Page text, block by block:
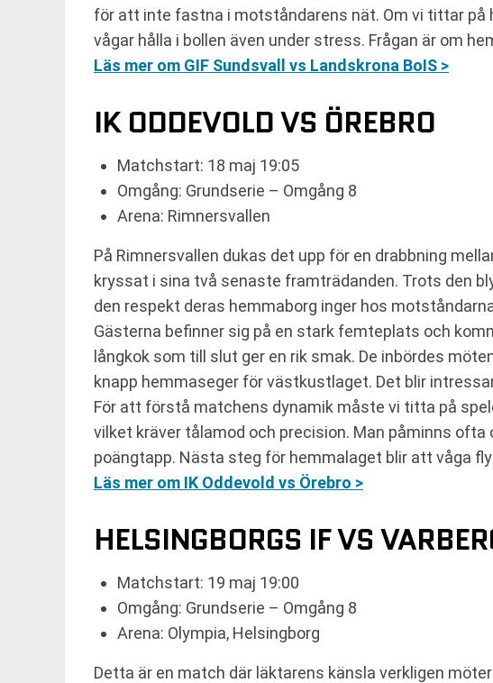
för att inte fastna i motståndarens nät. Om vi tittar på
vågar hålla i bollen även under stress. Frågan är om
Läs mer om GIF Sundsvall vs Landskrona BoIS >
IK ODDEVOLD VS ÖREBRO
Matchstart: 18 maj 19:05
Omgång: Grundserie – Omgång 8
Arena: Rimnersvallen
På Rimnersvallen dukas det upp för en drabbning
kryssat i sina två senaste framträdanden. Trots den
den respekt deras hemmaborg inger hos
Gästerna befinner sig på en stark femteplats och
långkok som till slut ger en rik smak. De inbördes
knapp hemmaseger för västkustlaget. Det blir
För att förstå matchens dynamik måste vi titta på
vilket kräver tålamod och precision. Man påminns
poängtapp. Nästa steg för hemmalaget blir att våga
Läs mer om IK Oddevold vs Örebro >
HELSINGBORGS IF VS
Matchstart: 19 maj 19:00
Omgång: Grundserie – Omgång 8
Arena: Olympia, Helsingborg
Detta är en match där läktarens känsla verkligen